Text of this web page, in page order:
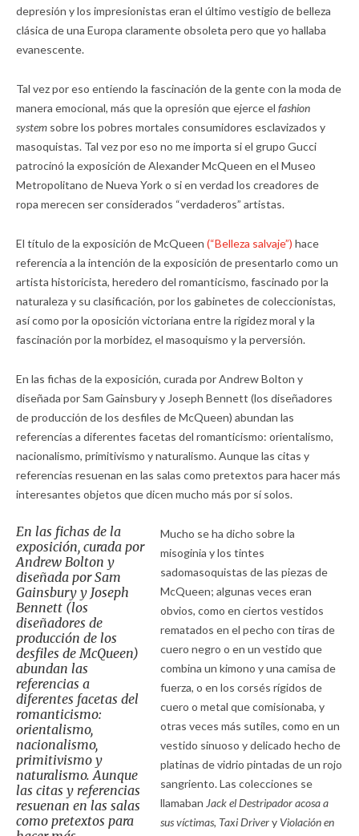
depresión y los impresionistas eran el último vestigio de belleza
clásica de una Europa claramente obsoleta pero que yo hallaba
evanescente.
Tal vez por eso entiendo la fascinación de la gente con la moda de
manera emocional, más que la opresión que ejerce el fashion
system sobre los pobres mortales consumidores esclavizados y
masoquistas. Tal vez por eso no me importa si el grupo Gucci
patrocinó la exposición de Alexander McQueen en el Museo
Metropolitano de Nueva York o si en verdad los creadores de
ropa merecen ser considerados “verdaderos” artistas.
El título de la exposición de McQueen (“Belleza salvaje”) hace
referencia a la intención de la exposición de presentarlo como un
artista historicista, heredero del romanticismo, fascinado por la
naturaleza y su clasificación, por los gabinetes de coleccionistas,
así como por la oposición victoriana entre la rigidez moral y la
fascinación por la morbidez, el masoquismo y la perversión.
En las fichas de la exposición, curada por Andrew Bolton y
diseñada por Sam Gainsbury y Joseph Bennett (los diseñadores
de producción de los desfiles de McQueen) abundan las
referencias a diferentes facetas del romanticismo: orientalismo,
nacionalismo, primitivismo y naturalismo. Aunque las citas y
referencias resuenan en las salas como pretextos para hacer más
interesantes objetos que dicen mucho más por sí solos.
En las fichas de la
exposición, curada por
Andrew Bolton y
diseñada por Sam
Gainsbury y Joseph
Bennett (los
diseñadores de
producción de los
desfiles de McQueen)
abundan las
referencias a
diferentes facetas del
romanticismo:
orientalismo,
nacionalismo,
primitivismo y
naturalismo. Aunque
las citas y referencias
resuenan en las salas
como pretextos para
Mucho se ha dicho sobre la
misoginia y los tintes
sadomasoquistas de las piezas de
McQueen; algunas veces eran
obvios, como en ciertos vestidos
rematados en el pecho con tiras de
cuero negro o en un vestido que
combina un kimono y una camisa de
fuerza, o en los corsés rígidos de
cuero o metal que comisionaba, y
otras veces más sutiles, como en un
vestido sinuoso y delicado hecho de
platinas de vidrio pintadas de un rojo
sangriento. Las colecciones se
llamaban Jack el Destripador acosa a
sus víctimas, Taxi Drivery Violación en